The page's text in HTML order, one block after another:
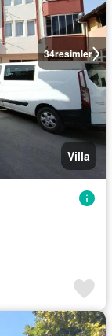
34resimler
Villa